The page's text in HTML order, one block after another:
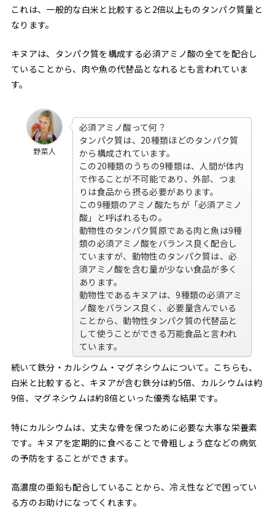
これは、一般的な白米と比較すると2倍以上ものタンパク質量と
なります。
キヌアは、タンパク質を構成する必須アミノ酸の全てを配合し
ていることから、肉や魚の代替品となれるとも言われていま
す。
野菜人
必須アミノ酸って何？
タンパク質は、20種類ほどのタンパク質
から構成されています。
この20種類のうちの9種類は、人間が体内
で作ることが不可能であり、外部、つま
りは食品から摂る必要があります。
この9種類のアミノ酸たちが「必須アミノ
酸」と呼ばれるもの。
動物性のタンパク質原である肉と魚は9種
類の必須アミノ酸をバランス良く配合し
ていますが、動物性のタンパク質は、必
須アミノ酸を含む量が少ない食品が多く
あります。
動物性であるキヌアは、9種類の必須アミ
ノ酸をバランス良く、必要量含んでいる
ことから、動物性タンパク質の代替品と
して使うことができる万能食品と言われ
ています。
続いて鉄分・カルシウム・マグネシウムについて。こちらも、
白米と比較すると、キヌアが含む鉄分は約5倍、カルシウムは約
9倍、マグネシウムは約8倍といった優秀な結果です。
特にカルシウムは、丈夫な骨を保つために必要な大事な栄養素
です。キヌアを定期的に食べることで骨粗しょう症などの病気
の予防をすることができます。
高濃度の亜鉛も配合していることから、冷え性などで困ってい
る方のお助けになってくれます。